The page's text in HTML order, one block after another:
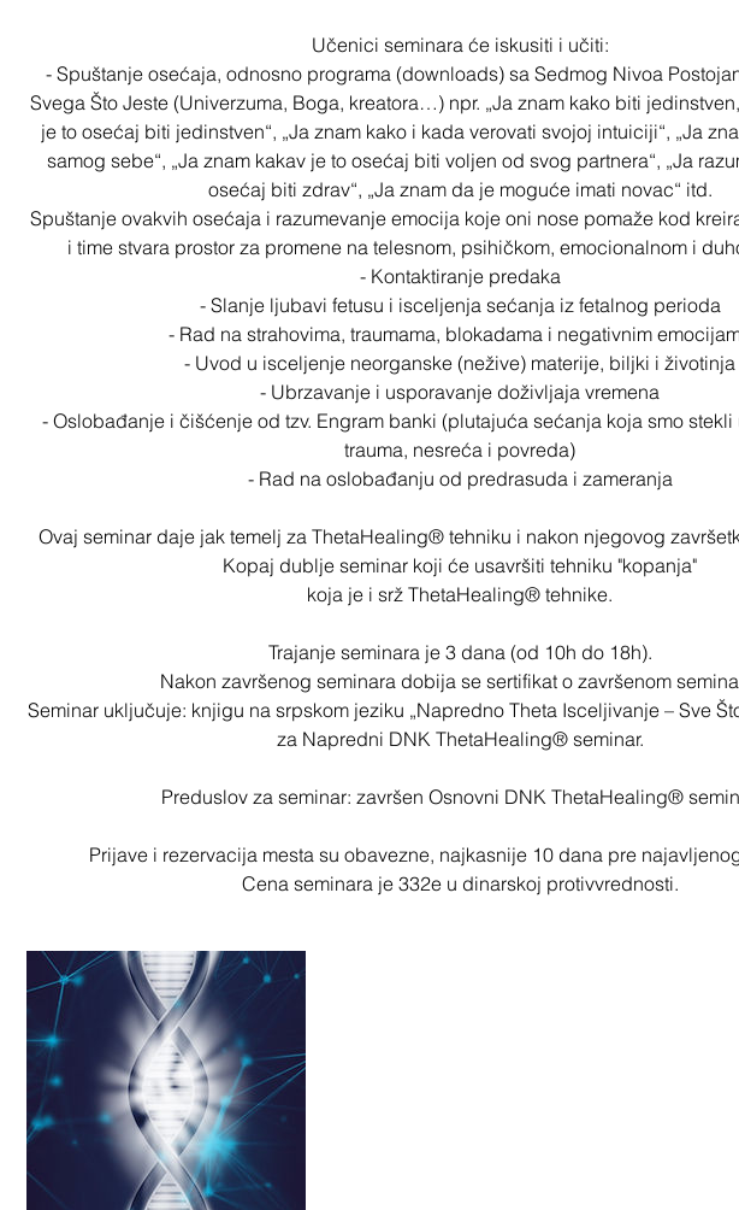
Učenici seminara će iskusiti i učiti:
- Spuštanje osećaja, odnosno programa (downloads) sa Sedmog Nivoa
Svega Što Jeste (Univerzuma, Boga, kreatora…) npr. „Ja znam kako biti
je to osećaj biti jedinstven“, „Ja znam kako i kada verovati svojoj intuiciji“, „Ja
samog sebe“, „Ja znam kakav je to osećaj biti voljen od svog partnera“, „Ja
osećaj biti zdrav“, „Ja znam da je moguće imati novac“ itd.
Spuštanje ovakvih osećaja i razumevanje emocija koje oni nose pomaže kod
i time stvara prostor za promene na telesnom, psihičkom, emocionalnom i
- Kontaktiranje predaka
- Slanje ljubavi fetusu i isceljenja sećanja iz fetalnog perioda
- Rad na strahovima, traumama, blokadama i negativnim
- Uvod u isceljenje neorganske (nežive) materije, biljki i životinja
- Ubrzavanje i usporavanje doživljaja vremena
- Oslobađanje i čišćenje od tzv. Engram banki (plutajuća sećanja koja smo
trauma, nesreća i povreda)
- Rad na oslobađanju od predrasuda i zameranja
Ovaj seminar daje jak temelj za ThetaHealing® tehniku i nakon njegovog
Kopaj dublje seminar koji će usavršiti tehniku "kopanja"
koja je i srž ThetaHealing®​ tehnike.
Trajanje seminara je 3 dana (od 10h do 18h).
Nakon završenog seminara dobija se sertifikat o završenom
Seminar uključuje: knjigu na srpskom jeziku „Napredno Theta Isceljivanje – Sve
za Napredni DNK ThetaHealing® seminar.
Preduslov za seminar: završen Osnovni DNK ThetaHealing®
Prijave i rezervacija mesta su obavezne, najkasnije 10 dana pre
Cena seminara je 332e u dinarskoj protivvrednosti.